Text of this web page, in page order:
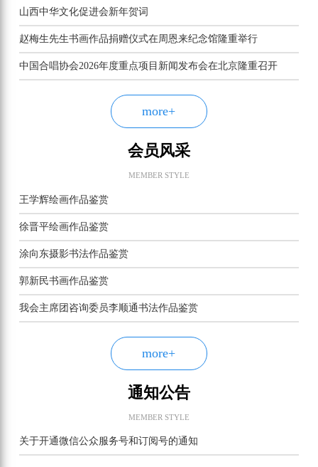
山西中华文化促进会新年贺词
赵梅生先生书画作品捐赠仪式在周恩来纪念馆隆重举行
中国合唱协会2026年度重点项目新闻发布会在北京隆重召开
more+
会员风采
MEMBER STYLE
王学辉绘画作品鉴赏
徐晋平绘画作品鉴赏
涂向东摄影书法作品鉴赏
郭新民书画作品鉴赏
我会主席团咨询委员李顺通书法作品鉴赏
more+
通知公告
MEMBER STYLE
关于开通微信公众服务号和订阅号的通知